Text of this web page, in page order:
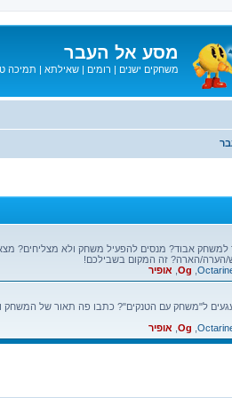
מסע אל העבר
משחקים ישנים | רומים | שאילתא | תמיכה
אבוד? מנסים להפעיל משחק ולא מצליחים?
הערה/הארה? זה המקום בשבילכם!
Og אופיר
ל"משחק עם הטנקים"? כתבו פה תאור של המשחק
Og אופיר